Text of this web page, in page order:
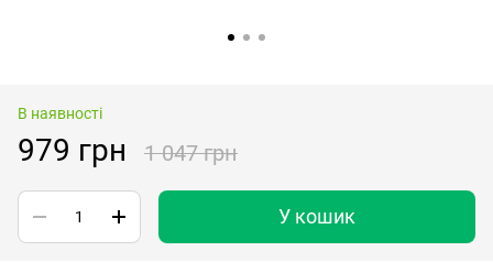
В наявності
979 грн 1 047 грн
У кошик